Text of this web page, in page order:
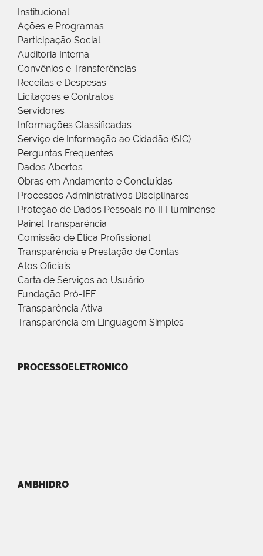
Institucional
Ações e Programas
Participação Social
Auditoria Interna
Convênios e Transferências
Receitas e Despesas
Licitações e Contratos
Servidores
Informações Classificadas
Serviço de Informação ao Cidadão (SIC)
Perguntas Frequentes
Dados Abertos
Obras em Andamento e Concluídas
Processos Administrativos Disciplinares
Proteção de Dados Pessoais no IFFluminense
Painel Transparência
Comissão de Ética Profissional
Transparência e Prestação de Contas
Atos Oficiais
Carta de Serviços ao Usuário
Fundação Pró-IFF
Transparência Ativa
Transparência em Linguagem Simples
PROCESSOELETRONICO
AMBHIDRO